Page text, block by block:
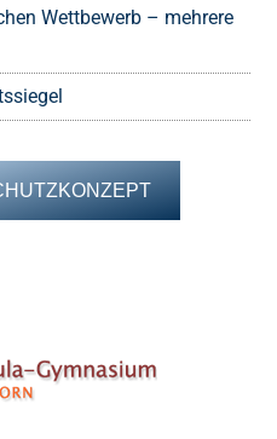
Wettbewerb – mehrere